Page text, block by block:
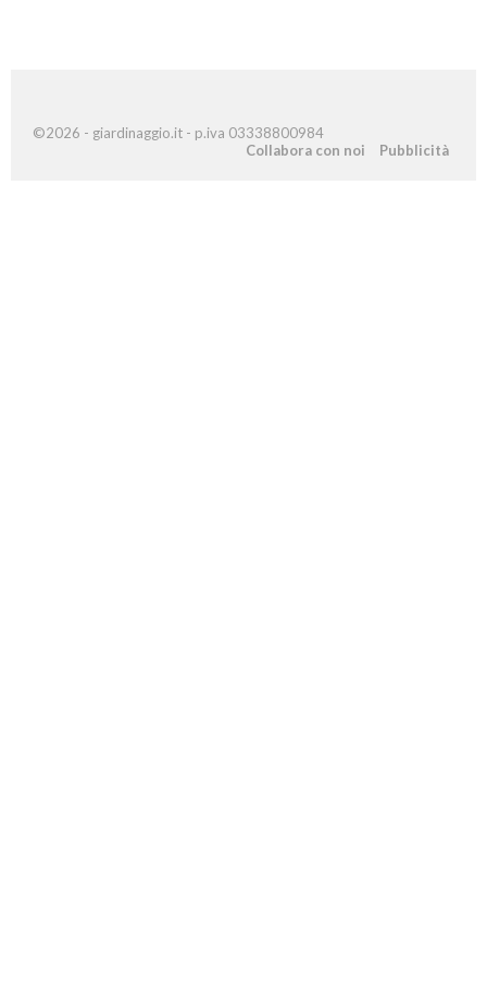
©2026 - giardinaggio.it - p.iva 03338800984
Collabora con noi
Pubblicità